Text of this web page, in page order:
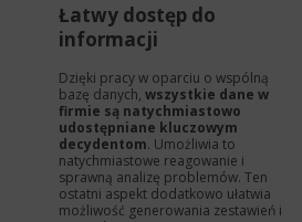
Łatwy dostęp do
informacji
Dzięki pracy w oparciu o wspólną
bazę danych, wszystkie dane w
firmie są natychmiastowo
udostępniane kluczowym
decydentom. Umożliwia to
natychmiastowe reagowanie i
sprawną analizę problemów. Ten
ostatni aspekt dodatkowo ułatwia
możliwość generowania zestawień i